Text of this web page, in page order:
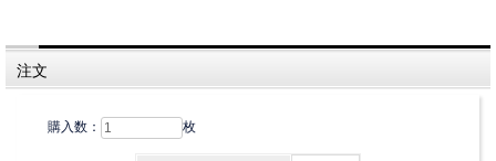
注文
購入数： 枚